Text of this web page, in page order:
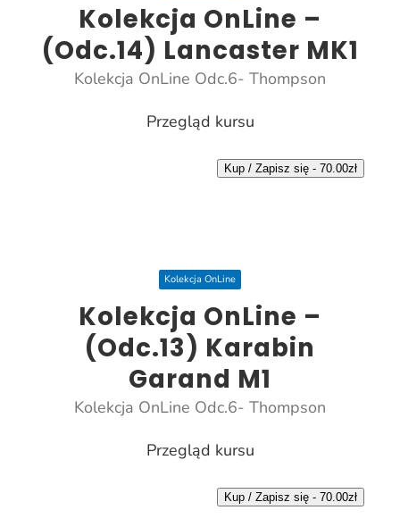
Kolekcja OnLine –
(Odc.14) Lancaster MK1
Kolekcja OnLine Odc.6- Thompson
Przegląd kursu
Kup / Zapisz się - 70.00zł
Kolekcja OnLine
Kolekcja OnLine –
(Odc.13) Karabin
Garand M1
Kolekcja OnLine Odc.6- Thompson
Przegląd kursu
Kup / Zapisz się - 70.00zł